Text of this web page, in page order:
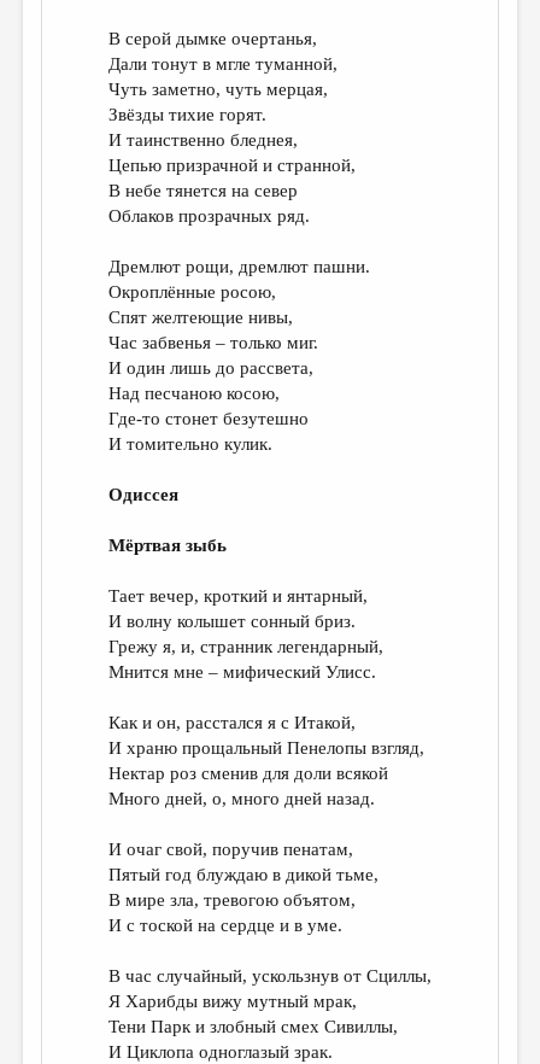
В серой дымке очертанья,
Дали тонут в мгле туманной,
Чуть заметно, чуть мерцая,
Звёзды тихие горят.
И таинственно бледнея,
Цепью призрачной и странной,
В небе тянется на север
Облаков прозрачных ряд.
Дремлют рощи, дремлют пашни.
Окроплённые росою,
Спят желтеющие нивы,
Час забвенья – только миг.
И один лишь до рассвета,
Над песчаною косою,
Где-то стонет безутешно
И томительно кулик.
Одиссея
Мёртвая зыбь
Тает вечер, кроткий и янтарный,
И волну колышет сонный бриз.
Грежу я, и, странник легендарный,
Мнится мне – мифический Улисс.
Как и он, расстался я с Итакой,
И храню прощальный Пенелопы взгляд,
Нектар роз сменив для доли всякой
Много дней, о, много дней назад.
И очаг свой, поручив пенатам,
Пятый год блуждаю в дикой тьме,
В мире зла, тревогою объятом,
И с тоской на сердце и в уме.
В час случайный, ускользнув от Сциллы,
Я Харибды вижу мутный мрак,
Тени Парк и злобный смех Сивиллы,
И Циклопа одноглазый зрак.